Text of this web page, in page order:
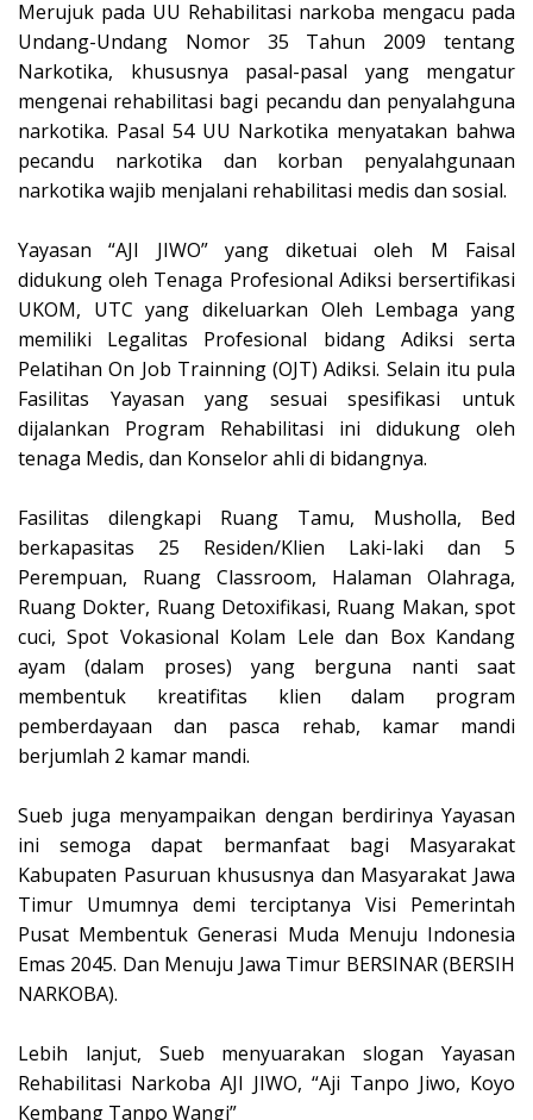
Merujuk pada UU Rehabilitasi narkoba mengacu pada
Undang-Undang Nomor 35 Tahun 2009 tentang
Narkotika, khususnya pasal-pasal yang mengatur
mengenai rehabilitasi bagi pecandu dan penyalahguna
narkotika. Pasal 54 UU Narkotika menyatakan bahwa
pecandu narkotika dan korban penyalahgunaan
narkotika wajib menjalani rehabilitasi medis dan sosial.
‎Yayasan “AJI JIWO” yang diketuai oleh M Faisal
didukung oleh Tenaga Profesional Adiksi bersertifikasi
UKOM, UTC yang dikeluarkan Oleh Lembaga yang
memiliki Legalitas Profesional bidang Adiksi serta
Pelatihan On Job Trainning (OJT) Adiksi. Selain itu pula
Fasilitas Yayasan yang sesuai spesifikasi untuk
dijalankan Program Rehabilitasi ini didukung oleh
tenaga Medis, dan Konselor ahli di bidangnya.
‎Fasilitas dilengkapi Ruang Tamu, Musholla, Bed
berkapasitas 25 Residen/Klien Laki-laki dan 5
Perempuan, Ruang Classroom, Halaman Olahraga,
Ruang Dokter, Ruang Detoxifikasi, Ruang Makan, spot
cuci, Spot Vokasional Kolam Lele dan Box Kandang
ayam (dalam proses) yang berguna nanti saat
membentuk kreatifitas klien dalam program
pemberdayaan dan pasca rehab, kamar mandi
berjumlah 2 kamar mandi.
‎Sueb juga menyampaikan dengan berdirinya Yayasan
ini semoga dapat bermanfaat bagi Masyarakat
Kabupaten Pasuruan khususnya dan Masyarakat Jawa
Timur Umumnya demi terciptanya Visi Pemerintah
Pusat Membentuk Generasi Muda Menuju Indonesia
Emas 2045. Dan Menuju Jawa Timur BERSINAR (BERSIH
NARKOBA).
Lebih lanjut, Sueb menyuarakan slogan Yayasan
Rehabilitasi Narkoba AJI JIWO, “Aji Tanpo Jiwo, Koyo
Kembang Tanpo Wangi”